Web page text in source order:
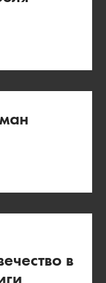
в